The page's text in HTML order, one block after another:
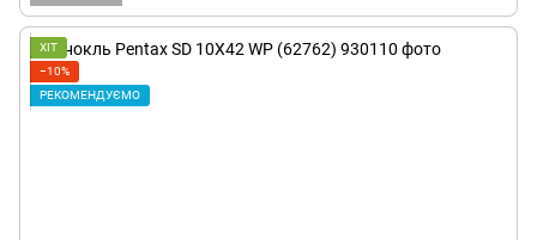
ХІТ
−10%
РЕКОМЕНДУЄМО